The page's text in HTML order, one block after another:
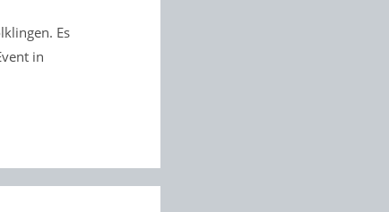
Es
in